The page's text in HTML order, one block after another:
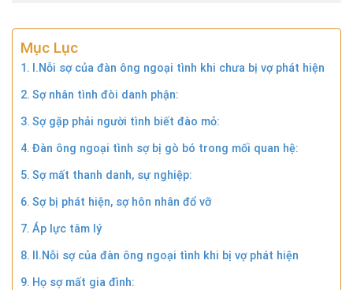
Mục Lục
I.Nỗi sợ của đàn ông ngoại tình khi chưa bị vợ phát hiện
Sợ nhân tình đòi danh phận:
Sợ gặp phải người tình biết đào mỏ:
Đàn ông ngoại tình sợ bị gò bó trong mối quan hệ:
Sợ mất thanh danh, sự nghiệp:
Sợ bị phát hiện, sợ hôn nhân đổ vỡ
Áp lực tâm lý
II.Nỗi sợ của đàn ông ngoại tình khi bị vợ phát hiện
Họ sợ mất gia đình: